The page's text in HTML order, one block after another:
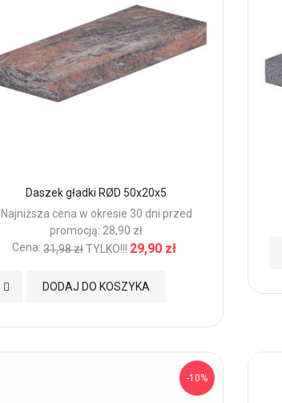
Daszek gładki RØD 50x20x5
Najniższa cena w okresie 30 dni przed
promocją: 28,90 zł
Cena: 31,98 złTYLKO!!! 29,90 zł
DODAJ DO KOSZYKA
Dodaj
Ulubionych
-10%